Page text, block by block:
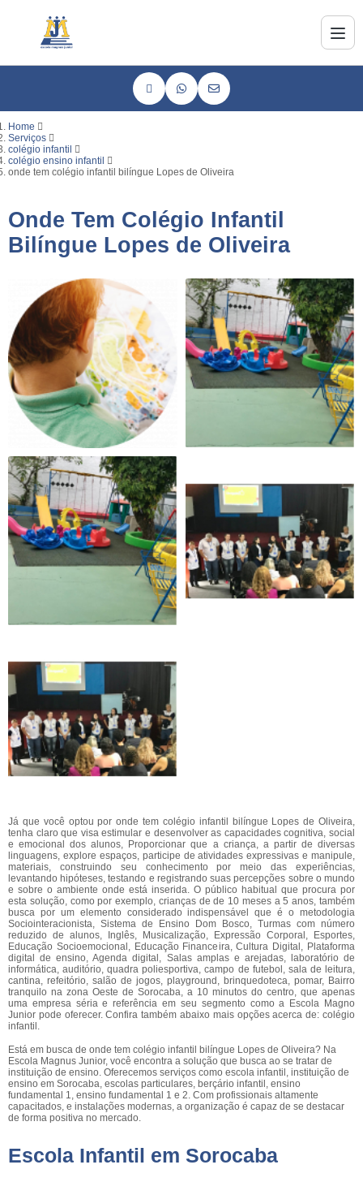
Home
Serviços
colégio infantil
colégio ensino infantil
onde tem colégio infantil bilíngue Lopes de Oliveira
Onde Tem Colégio Infantil
Bilíngue Lopes de Oliveira
Já que você optou por onde tem colégio infantil bilíngue Lopes de Oliveira,
tenha claro que visa estimular e desenvolver as capacidades cognitiva, social
e emocional dos alunos, Proporcionar que a criança, a partir de diversas
linguagens, explore espaços, participe de atividades expressivas e manipule,
materiais, construindo seu conhecimento por meio das experiências,
levantando hipóteses, testando e registrando suas percepções sobre o mundo
e sobre o ambiente onde está inserida. O público habitual que procura por
esta solução, como por exemplo, crianças de de 10 meses a 5 anos, também
busca por um elemento considerado indispensável que é o metodologia
Sociointeracionista, Sistema de Ensino Dom Bosco, Turmas com número
reduzido de alunos, Inglês, Musicalização, Expressão Corporal, Esportes,
Educação Socioemocional, Educação Financeira, Cultura Digital, Plataforma
digital de ensino, Agenda digital, Salas amplas e arejadas, laboratório de
informática, auditório, quadra poliesportiva, campo de futebol, sala de leitura,
cantina, refeitório, salão de jogos, playground, brinquedoteca, pomar, Bairro
tranquilo na zona Oeste de Sorocaba, a 10 minutos do centro, que apenas
uma empresa séria e referência em seu segmento como a Escola Magno
Junior pode oferecer. Confira também abaixo mais opções acerca de: colégio
infantil.
Está em busca de onde tem colégio infantil bilíngue Lopes de Oliveira? Na
Escola Magnus Junior, você encontra a solução que busca ao se tratar de
instituição de ensino. Oferecemos serviços como escola infantil, instituição de
ensino em Sorocaba, escolas particulares, berçário infantil, ensino
fundamental 1, ensino fundamental 1 e 2. Com profissionais altamente
capacitados, e instalações modernas, a organização é capaz de se destacar
de forma positiva no mercado.
Escola Infantil em Sorocaba